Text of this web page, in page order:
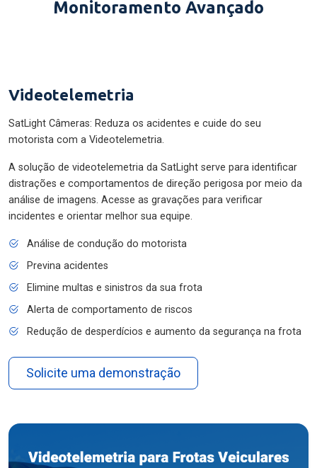
Monitoramento Avançado
Videotelemetria
SatLight Câmeras: Reduza os acidentes e cuide do seu
motorista com a Videotelemetria.
A solução de videotelemetria da SatLight serve para identificar
distrações e comportamentos de direção perigosa por meio da
análise de imagens. Acesse as gravações para verificar
incidentes e orientar melhor sua equipe.
Análise de condução do motorista
Previna acidentes
Elimine multas e sinistros da sua frota
Alerta de comportamento de riscos
Redução de desperdícios e aumento da segurança na frota
Solicite uma demonstração